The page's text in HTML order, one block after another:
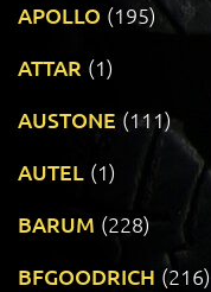
APOLLO (195)
ATTAR (1)
AUSTONE (111)
AUTEL (1)
BARUM (228)
BFGOODRICH (216)